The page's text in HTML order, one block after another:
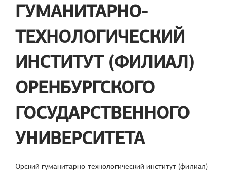
ГУМАНИТАРНО-
ТЕХНОЛОГИЧЕСКИЙ
ИНСТИТУТ (ФИЛИАЛ)
ОРЕНБУРГСКОГО
ГОСУДАРСТВЕННОГО
УНИВЕРСИТЕТА
Орский гуманитарно-технологический институт (филиал)